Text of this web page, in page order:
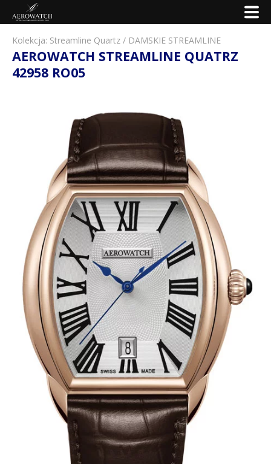
Kolekcja: Streamline Quartz / DAMSKIE STREAMLINE
AEROWATCH STREAMLINE QUATRZ
42958 RO05